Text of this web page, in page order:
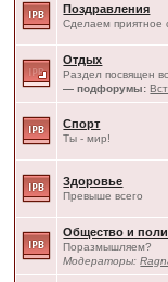
Поздравления
Сделаем приятное
Отдых
Раздел посвящен
— подфорумы:
Спорт
Ты - мир!
Здоровье
Превыше всего
Общество и
Поразмышляем?
Модераторы: